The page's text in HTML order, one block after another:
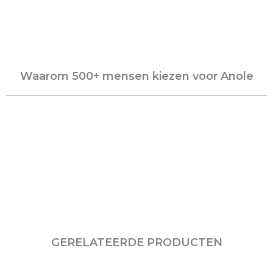
Waarom 500+ mensen kiezen voor Anole
GERELATEERDE PRODUCTEN